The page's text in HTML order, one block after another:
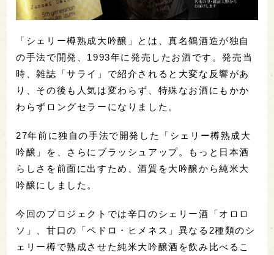
「シェリー樽熟成大吟醸」とは、真名鶴酒造が独自
の手法で開発、1993年に発売したお酒です。発売当
時、雑誌「サライ」で紹介されると大変な反響があ
り、その後も人気は変わらず、特殊なお酒にもかか
わらずロングセラーになりました。
27年前に独自の手法で開発した「シェリー樽熟成大
吟醸」を、さらにブラッシュアップ。もっと日本酒
らしさを前面に出すため、酒質を大吟醸から純米大
吟醸にしました。
今回のプロジェクトでは辛口のシェリー酒「オロロ
ソ」、甘口の「ペドロ・ヒメネス」異なる2種類のシ
ェリー樽で熟成させた純米大吟醸酒を飲み比べるこ